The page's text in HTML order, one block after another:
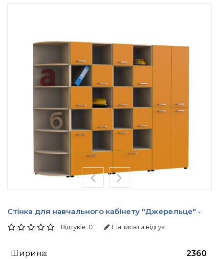
Стінка для навчального кабінету "Джерельце" -
Відгуків: 0 Написати відгук
Ширина: 2360